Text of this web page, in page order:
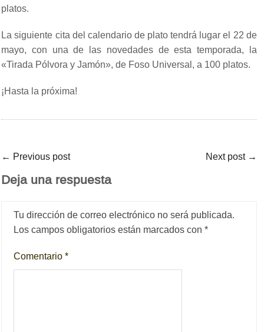
platos.
La siguiente cita del calendario de plato tendrá lugar el 22 de
mayo, con una de las novedades de esta temporada, la
«Tirada Pólvora y Jamón», de Foso Universal, a 100 platos.
¡Hasta la próxima!
← Previous post Next post →
Deja una respuesta
Tu dirección de correo electrónico no será publicada.
Los campos obligatorios están marcados con*
Comentario*